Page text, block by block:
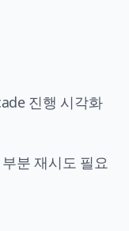
진행 시각화
분 재시도 필요